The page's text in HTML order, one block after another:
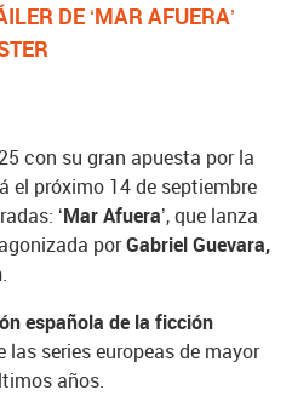
DE ‘MAR AFUERA’
con su gran apuesta por la
el próximo 14 de septiembre
‘Mar Afuera’, que lanza
porGabriel Guevara,
.
española de la ficción
las series europeas de mayor
años.